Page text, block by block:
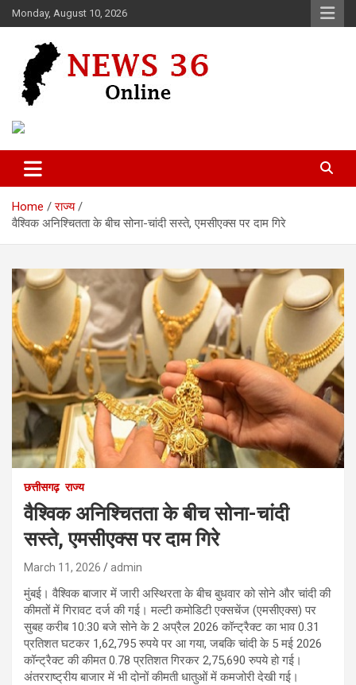
Skip
to
Monday, August 10, 2026
News 36
Home
राज्य
वैश्विक अनिश्चितता के बीच सोना-चांदी सस्ते, एमसीएक्स पर दाम गिरे
छत्तीसगढ़ राज्य
वैश्विक अनिश्चितता के बीच सोना-चांदी
सस्ते, एमसीएक्स पर दाम गिरे
March 11, 2026 admin
मुंबई। वैश्विक बाजार में जारी अस्थिरता के बीच बुधवार को सोने और चांदी की
कीमतों में गिरावट दर्ज की गई। मल्टी कमोडिटी एक्सचेंज (एमसीएक्स) पर
सुबह करीब 10:30 बजे सोने के 2 अप्रैल 2026 कॉन्ट्रैक्ट का भाव 0.31
प्रतिशत घटकर 1,62,795 रुपये पर आ गया, जबकि चांदी के 5 मई 2026
कॉन्ट्रैक्ट की कीमत 0.78 प्रतिशत गिरकर 2,75,690 रुपये हो गई।
अंतरराष्ट्रीय बाजार में भी दोनों कीमती धातुओं में कमजोरी देखी गई।